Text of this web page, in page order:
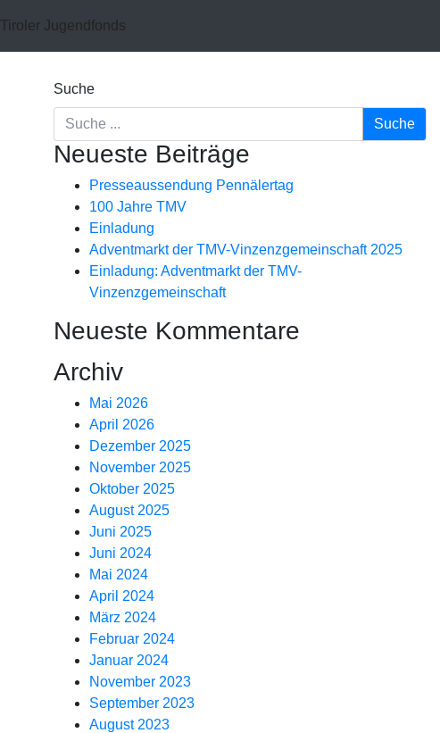
Tiroler Jugendfonds
Suche
Neueste Beiträge
Presseaussendung Pennälertag
100 Jahre TMV
Einladung
Adventmarkt der TMV-Vinzenzgemeinschaft 2025
Einladung: Adventmarkt der TMV-
Vinzenzgemeinschaft
Neueste Kommentare
Archiv
Mai 2026
April 2026
Dezember 2025
November 2025
Oktober 2025
August 2025
Juni 2025
Juni 2024
Mai 2024
April 2024
März 2024
Februar 2024
Januar 2024
November 2023
September 2023
August 2023